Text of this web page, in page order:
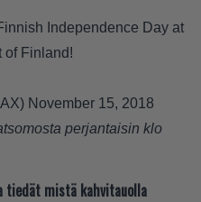
Independence Day at
of Finland!
November 15, 2018
perjantaisin klo
mistä kahvitauolla